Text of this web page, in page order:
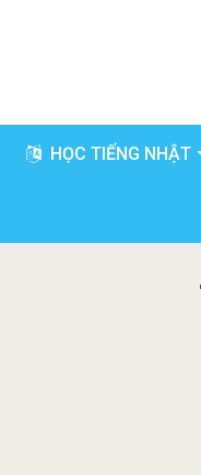
HỌC TIẾNG NHẬT